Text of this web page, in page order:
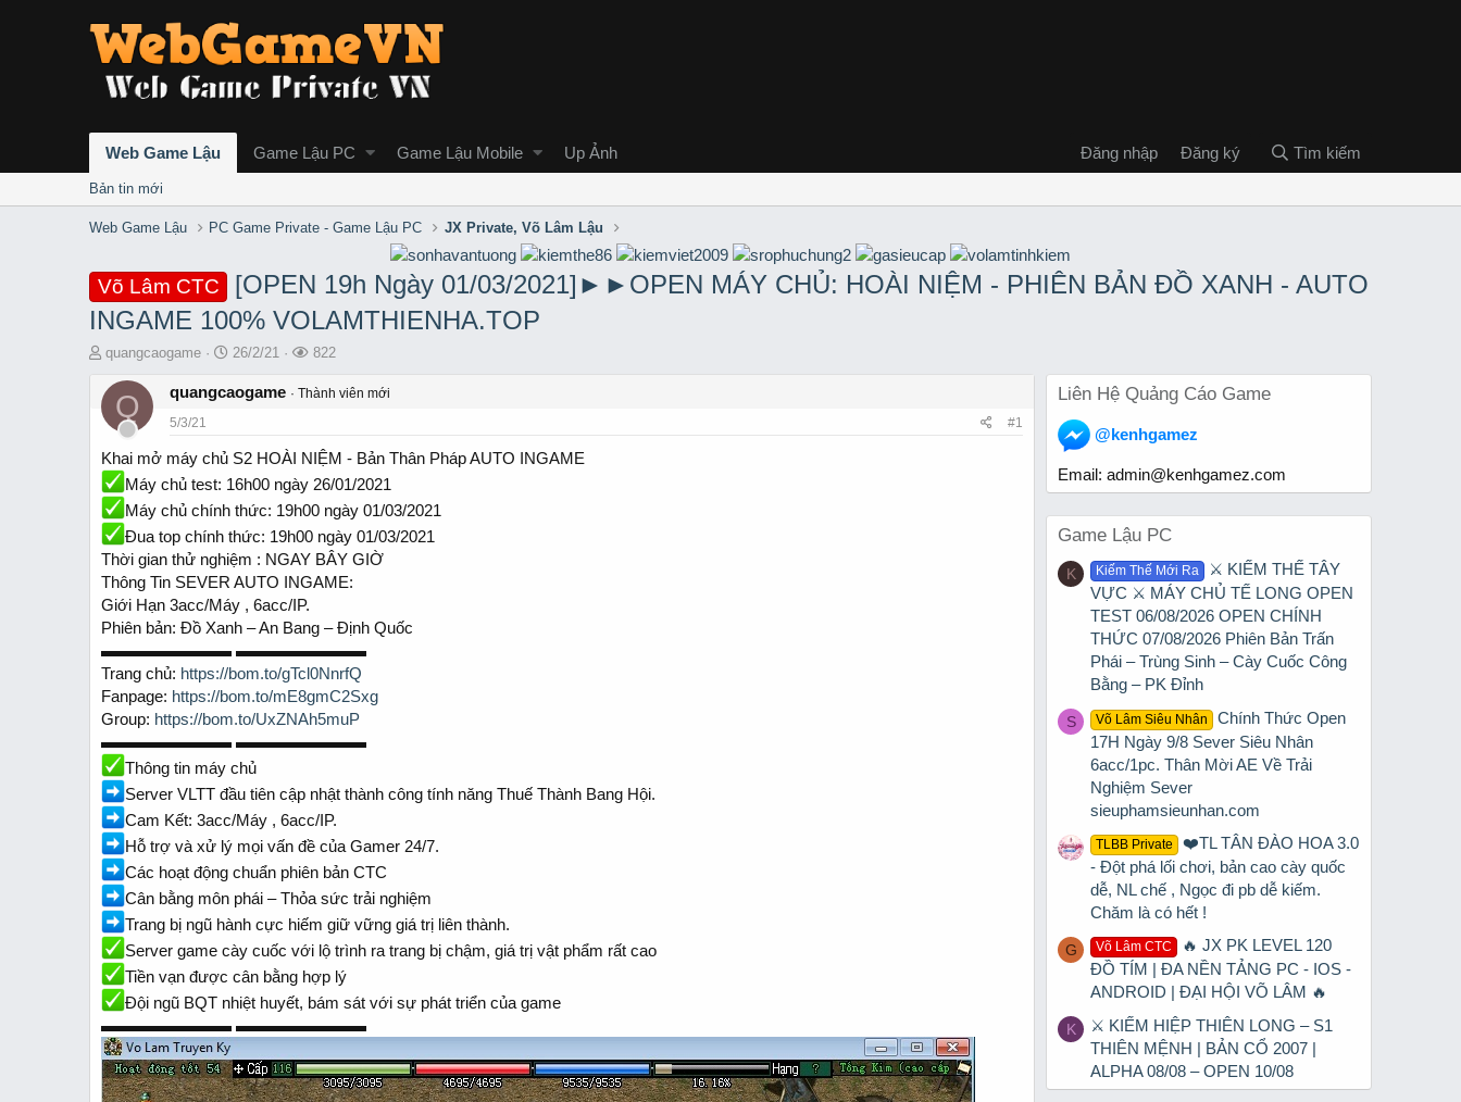
Web Game Lậu Game Lậu PC Game Lậu Mobile Up Ảnh Đăng nhập Đăng ký Tìm kiếm
Bản tin mới
Web Game Lậu PC Game Private - Game Lậu PC JX Private, Võ Lâm Lậu
Võ Lâm CTC
[OPEN 19h Ngày 01/03/2021]►►OPEN MÁY CHỦ: HOÀI NIỆM - PHIÊN BẢN ĐỒ XANH - AUTO
INGAME 100% VOLAMTHIENHA.TOP
T
r
a
d
s
t
a
r
t
e
r
quangcaogame
S
a
d
a
t
e
26/2/21
L
ợ
e
m
822
Q quangcaogame
Thành viên mới
5/3/21
#1
Khai mở máy chủ S2 HOÀI NIỆM - Bản Thân Pháp AUTO INGAME
Máy chủ test: 16h00 ngày 26/01/2021
Máy chủ chính thức: 19h00 ngày 01/03/2021
Đua top chính thức: 19h00 ngày 01/03/2021
Thời gian thử nghiệm : NGAY BÂY GIỜ
Thông Tin SEVER AUTO INGAME:
Giới Hạn 3acc/Máy , 6acc/IP.
Phiên bản: Đồ Xanh – An Bang – Định Quốc
▬▬▬▬▬▬▬▬ ▬▬▬▬▬▬▬▬
Trang chủ: https://bom.to/gTcl0NnrfQ
Fanpage: https://bom.to/mE8gmC2Sxg
Group: https://bom.to/UxZNAh5muP
▬▬▬▬▬▬▬▬ ▬▬▬▬▬▬▬▬
Thông tin máy chủ
Server VLTT đầu tiên cập nhật thành công tính năng Thuế Thành Bang Hội.
Cam Kết: 3acc/Máy , 6acc/IP.
Hỗ trợ và xử lý mọi vấn đề của Gamer 24/7.
Các hoạt động chuẩn phiên bản CTC
Cân bằng môn phái – Thỏa sức trải nghiệm
Trang bị ngũ hành cực hiếm giữ vững giá trị liên thành.
Server game cày cuốc với lộ trình ra trang bị chậm, giá trị vật phẩm rất cao
Tiền vạn được cân bằng hợp lý
Đội ngũ BQT nhiệt huyết, bám sát với sự phát triển của game
▬▬▬▬▬▬▬▬ ▬▬▬▬▬▬▬▬
Liên Hệ Quảng Cáo Game
@kenhgamez
Email: admin@kenhgamez.com
Game Lậu PC
K Kiếm Thế Mới Ra
⚔️ KIẾM THẾ TÂY
VỰC ⚔️ MÁY CHỦ TẾ LONG OPEN
TEST 06/08/2026 OPEN CHÍNH
THỨC 07/08/2026 Phiên Bản Trấn
Phái – Trùng Sinh – Cày Cuốc Công
Bằng – PK Đỉnh
S Võ Lâm Siêu Nhân
Chính Thức Open
17H Ngày 9/8 Sever Siêu Nhân
6acc/1pc. Thân Mời AE Về Trải
Nghiệm Sever
sieuphamsieunhan.com
TLBB Private
❤️TL TÂN ĐÀO HOA 3.0
- Đột phá lối chơi, bản cao cày quốc
dễ, NL chế , Ngọc đi pb dễ kiếm.
Chăm là có hết !
G Võ Lâm CTC
🔥 JX PK LEVEL 120
ĐỒ TÍM | ĐA NỀN TẢNG PC - IOS -
ANDROID | ĐẠI HỘI VÕ LÂM 🔥
K
⚔ KIẾM HIỆP THIÊN LONG – S1
THIÊN MỆNH | BẢN CỔ 2007 |
ALPHA 08/08 – OPEN 10/08